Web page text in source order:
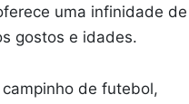
uma infinidade de
gostos e idades.
de futebol,